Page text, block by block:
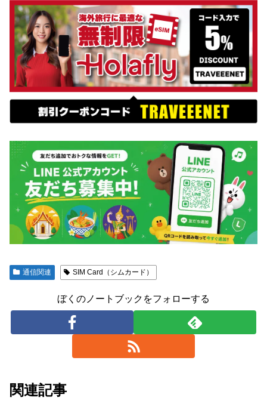
通信関連 SIM Card（シムカード）
ぼくのノートブックをフォローする
関連記事